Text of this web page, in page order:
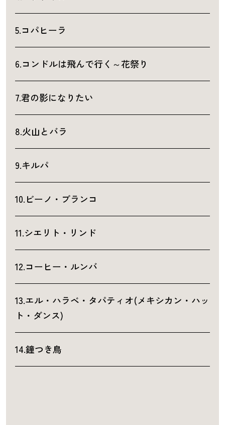
5.コパヒーラ
6.コンドルは飛んで行く～花祭り
7.君の影になりたい
8.火山とバラ
9.キルパ
10.ビーノ・ブランコ
11.シエリト・リンド
12.コーヒー・ルンバ
13.エル・ハラベ・タパティオ(メキシカン・ハッ
ト・ダンス)
14.鐘つき鳥